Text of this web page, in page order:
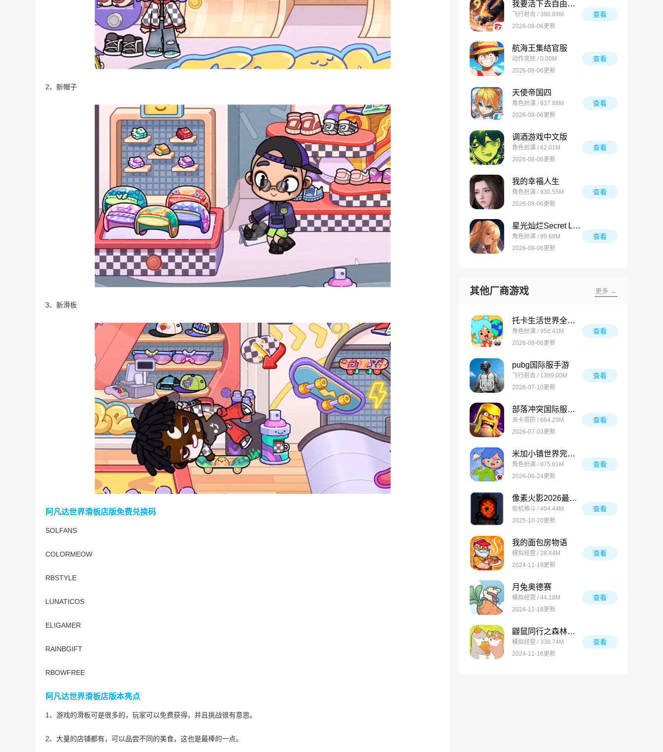
2、新帽子
3、新滑板
阿凡达世界滑板店版免费兑换码
SOLFANS
COLORMEOW
RBSTYLE
LUNATICOS
ELIGAMER
RAINBGIFT
RBOWFREE
阿凡达世界滑板店版本亮点
1、游戏的滑板可是很多的，玩家可以免费获得，并且挑战很有意思。
2、大量的店铺都有，可以品尝不同的美食，这也是最棒的一点。
我要活下去自由之火
飞行射击 / 380.89M
2026-08-06更新
查看
航海王集结官服
动作竞技 / 0.00M
2026-08-06更新
查看
天使帝国四
角色扮演 / 837.88M
2026-08-06更新
查看
调酒游戏中文版
角色扮演 / 62.01M
2026-08-06更新
查看
我的幸福人生
角色扮演 / 830.55M
2026-08-06更新
查看
星光灿烂Secret Love
角色扮演 / 89.68M
2026-08-06更新
查看
其他厂商游戏 更多 →
托卡生活世界全解锁版
角色扮演 / 958.41M
2026-08-06更新
查看
pubg国际服手游
飞行射击 / 1399.00M
2026-07-10更新
查看
部落冲突国际服最新版
关卡塔防 / 664.29M
2026-07-03更新
查看
米加小镇世界完整版
角色扮演 / 675.81M
2026-06-24更新
查看
像素火影2026最新版
街机格斗 / 404.44M
2025-10-20更新
查看
我的面包房物语
模拟经营 / 28.44M
2024-11-19更新
查看
月兔奥德赛
模拟经营 / 44.18M
2024-11-18更新
查看
鼹鼠同行之森林之家万圣节版
模拟经营 / 338.74M
2024-11-16更新
查看